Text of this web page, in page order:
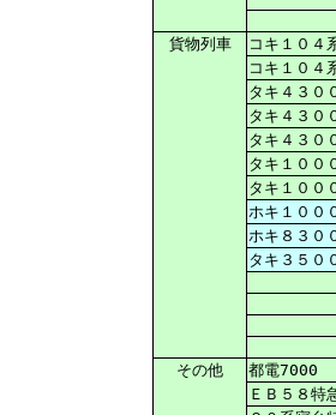
貨物列車
コキ１０４
コキ１０４
タキ４３０
タキ４３０
タキ４３０
タキ１００
タキ１００
ホキ１００
ホキ８３０
タキ３５０
その他
都電7000
ＥＢ５８特